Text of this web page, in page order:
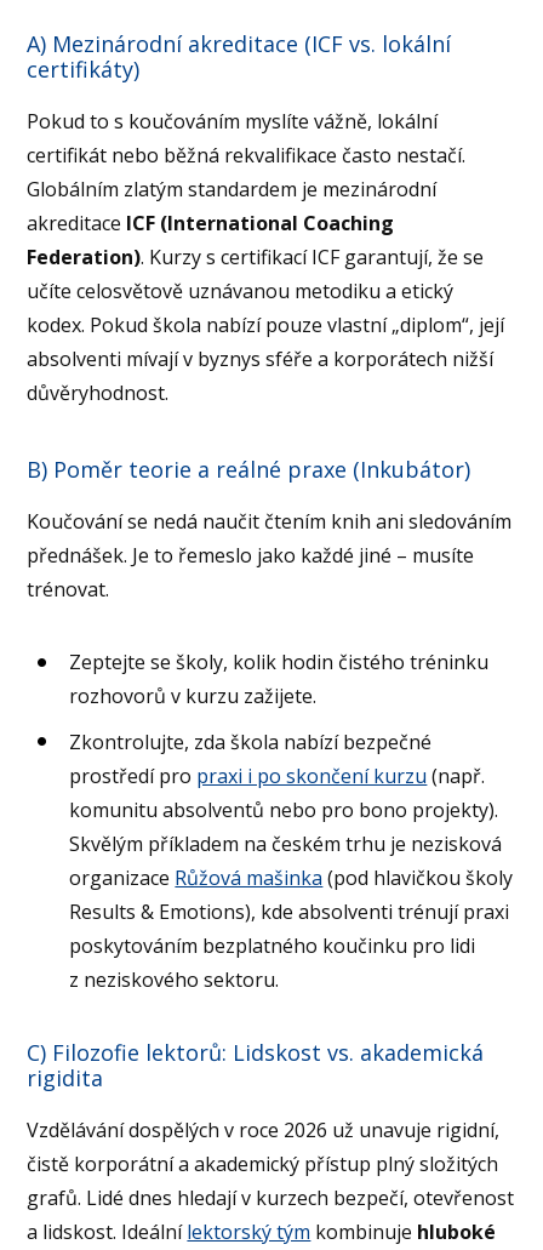
A) Mezinárodní akreditace (ICF vs. lokální
certifikáty)
Pokud to s koučováním myslíte vážně, lokální
certifikát nebo běžná rekvalifikace často nestačí.
Globálním zlatým standardem je mezinárodní
akreditace ICF (International Coaching
Federation). Kurzy s certifikací ICF garantují, že se
učíte celosvětově uznávanou metodiku a etický
kodex. Pokud škola nabízí pouze vlastní „diplom“, její
absolventi mívají v byznys sféře a korporátech nižší
důvěryhodnost.
B) Poměr teorie a reálné praxe (Inkubátor)
Koučování se nedá naučit čtením knih ani sledováním
přednášek. Je to řemeslo jako každé jiné – musíte
trénovat.
Zeptejte se školy, kolik hodin čistého tréninku
rozhovorů v kurzu zažijete.
Zkontrolujte, zda škola nabízí bezpečné
prostředí pro praxi i po skončení kurzu (např.
komunitu absolventů nebo pro bono projekty).
Skvělým příkladem na českém trhu je nezisková
organizace Růžová mašinka (pod hlavičkou školy
Results & Emotions), kde absolventi trénují praxi
poskytováním bezplatného koučinku pro lidi
z neziskového sektoru.
C) Filozofie lektorů: Lidskost vs. akademická
rigidita
Vzdělávání dospělých v roce 2026 už unavuje rigidní,
čistě korporátní a akademický přístup plný složitých
grafů. Lidé dnes hledají v kurzech bezpečí, otevřenost
a lidskost. Ideálnílektorský tým kombinuje hluboké